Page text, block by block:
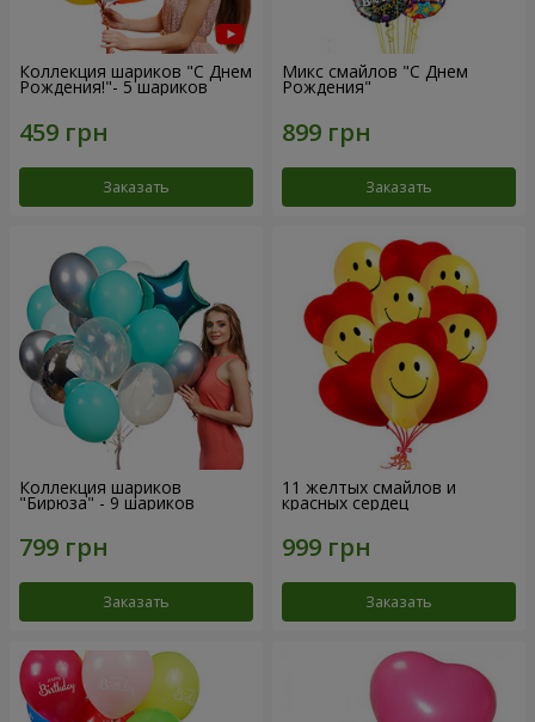
Коллекция шариков "С Днем
Рождения!"- 5 шариков
Заказать
Микс смайлов "C Днем
Рождения"
Заказать
Коллекция шариков
"Бирюза" - 9 шариков
Заказать
11 желтых смайлов и
красных сердец
Заказать